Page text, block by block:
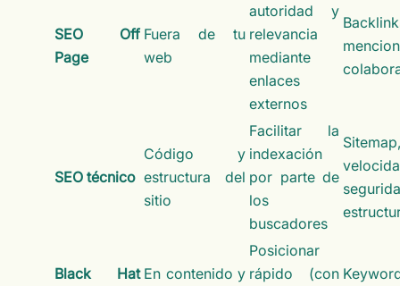
SEO Off
Page
Fuera de tu
web
autoridad y
relevancia
mediante
enlaces
externos
SEO técnico
Código y
estructura del
sitio
Facilitar la
indexación
por parte de
los
buscadores
Sitemap,
Black Hat En contenido y
Posicionar
rápido (con